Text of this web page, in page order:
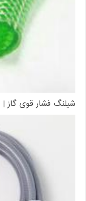
شیلنگ فشار قوی گاز |